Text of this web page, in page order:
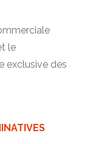
le
exclusive des